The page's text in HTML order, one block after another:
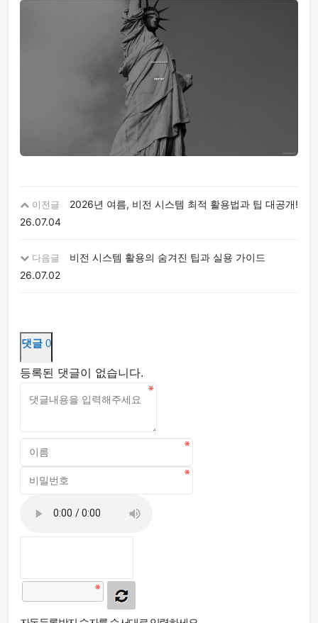
이전글
2026년 여름, 비전 시스템 최적 활용법과 팁 대공개!
26.07.04
다음글
비전 시스템 활용의 숨겨진 팁과 실용 가이드
26.07.02
댓글 0
등록된 댓글이 없습니다.